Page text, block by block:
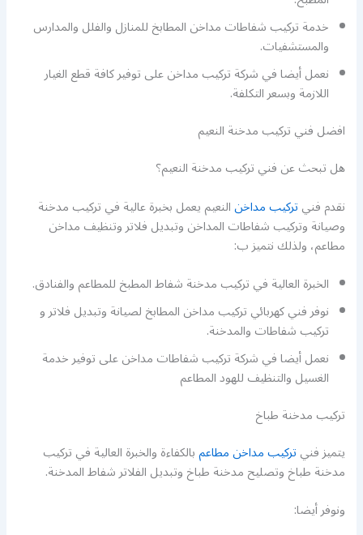
خدمة تركيب شفاطات مداخن المطابخ للمنازل والفلل والمدارس
والمستشفيات.
نعمل أيضا في شركة تركيب مداخن على توفير كافة قطع الغيار
اللازمة وبسعر التكلفة.
افضل فني تركيب مدخنة النعيم
هل تبحث عن فني تركيب مدخنة النعيم؟
نقدم فنيتركيب مداخنالنعيم يعمل بخبرة عالية في تركيب مدخنة
وصيانة وتركيب شفاطات المداخن وتبديل فلاتر وتنظيف مداخن
مطاعم، ولذلك نتميز ب:
الخبرة العالية في تركيب مدخنة شفاط المطبخ للمطاعم والفنادق.
نوفر فني كهربائي تركيب مداخن المطابخ لصيانة وتبديل فلاتر و
تركيب شفاطات والمدخنة.
نعمل أيضا في شركة تركيب شفاطات مداخن على توفير خدمة
الغسيل والتنظيف للهود المطاعم
تركيب مدخنة طباخ
يتميز فنيتركيب مداخن مطاعمبالكفاءة والخبرة العالية في تركيب
مدخنة طباخ وتصليح مدخنة طباخ وتبديل الفلاتر شفاط المدخنة.
ونوفر أيضا: